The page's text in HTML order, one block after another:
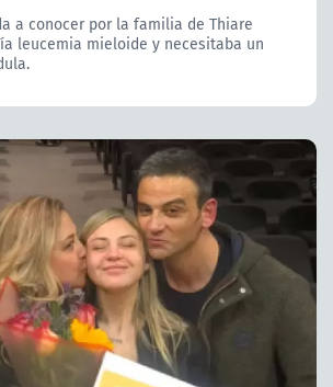
a conocer por la familia de Thiare
leucemia mieloide y necesitaba un